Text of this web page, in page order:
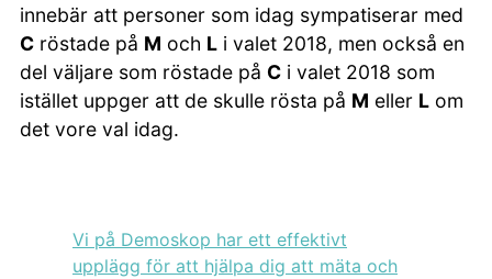
innebär att personer som idag sympatiserar med
C röstade på M och L i valet 2018, men också en
del väljare som röstade på C i valet 2018 som
istället uppger att de skulle rösta på M eller L om
det vore val idag.
Vi på Demoskop har ett effektivt
upplägg för att hjälpa dig att mäta och